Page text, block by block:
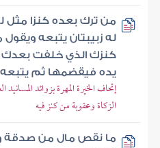
من ترك بعده كنزا مثل
له زبيبتان يتبعه
كنزك الذي خلفت بعدك
يده فيقضمها ثم
إتحاف الخيرة المهرة بزوائد
الزكاة وعقوبة من كنز فيه
ما نقص مال من صدقة